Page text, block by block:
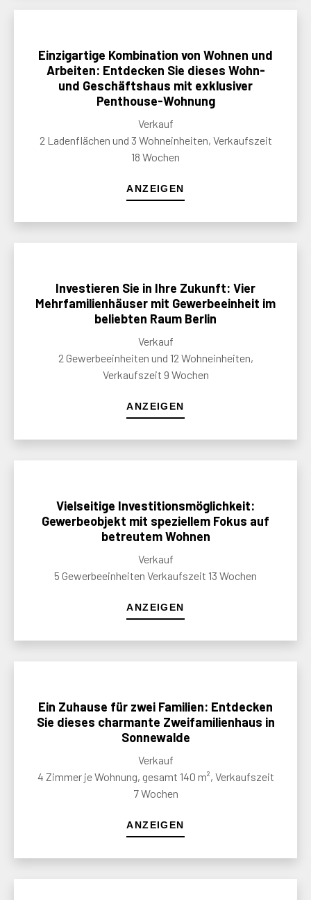
Einzigartige Kombination von Wohnen und
Arbeiten: Entdecken Sie dieses Wohn-
und Geschäftshaus mit exklusiver
Penthouse-Wohnung
Verkauf
2 Ladenflächen und 3 Wohneinheiten, Verkaufszeit
18 Wochen
ANZEIGEN
Investieren Sie in Ihre Zukunft: Vier
Mehrfamilienhäuser mit Gewerbeeinheit im
beliebten Raum Berlin
Verkauf
2 Gewerbeeinheiten und 12 Wohneinheiten,
Verkaufszeit 9 Wochen
ANZEIGEN
Vielseitige Investitionsmöglichkeit:
Gewerbeobjekt mit speziellem Fokus auf
betreutem Wohnen
Verkauf
5 Gewerbeeinheiten Verkaufszeit 13 Wochen
ANZEIGEN
Ein Zuhause für zwei Familien: Entdecken
Sie dieses charmante Zweifamilienhaus in
Sonnewalde
Verkauf
4 Zimmer je Wohnung, gesamt 140 m², Verkaufszeit
7 Wochen
ANZEIGEN